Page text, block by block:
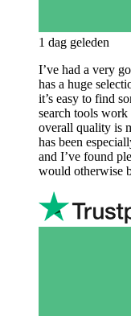
1 dag geleden
I’ve had a very
has a huge
it’s easy to find
search tools
overall quality is
has been
and I’ve found
would otherwise